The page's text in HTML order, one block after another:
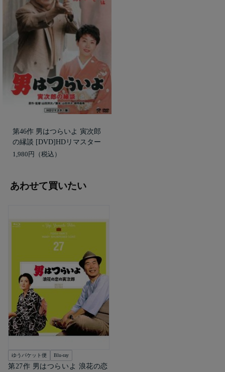
第46作 男はつらいよ 寅次郎
の縁談 [DVD]HDリマスター
1,980円
あわせて買いたい
ゆうパケット便 Blu-ray
第27作 男はつらいよ 浪花の恋